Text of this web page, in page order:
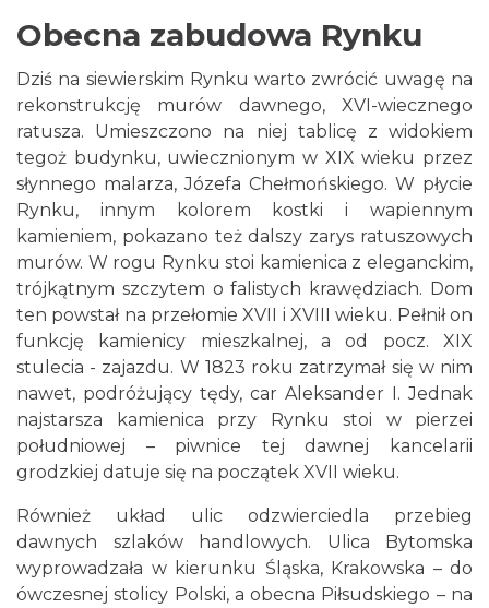
Obecna zabudowa Rynku
Dziś na siewierskim Rynku warto zwrócić uwagę na
rekonstrukcję murów dawnego, XVI-wiecznego
ratusza. Umieszczono na niej tablicę z widokiem
tegoż budynku, uwiecznionym w XIX wieku przez
słynnego malarza, Józefa Chełmońskiego. W płycie
Rynku, innym kolorem kostki i wapiennym
kamieniem, pokazano też dalszy zarys ratuszowych
murów. W rogu Rynku stoi kamienica z eleganckim,
trójkątnym szczytem o falistych krawędziach. Dom
ten powstał na przełomie XVII i XVIII wieku. Pełnił on
funkcję kamienicy mieszkalnej, a od pocz. XIX
stulecia - zajazdu. W 1823 roku zatrzymał się w nim
nawet, podróżujący tędy, car Aleksander I. Jednak
najstarsza kamienica przy Rynku stoi w pierzei
południowej – piwnice tej dawnej kancelarii
grodzkiej datuje się na początek XVII wieku.
Również układ ulic odzwierciedla przebieg
dawnych szlaków handlowych. Ulica Bytomska
wyprowadzała w kierunku Śląska, Krakowska – do
ówczesnej stolicy Polski, a obecna Piłsudskiego – na